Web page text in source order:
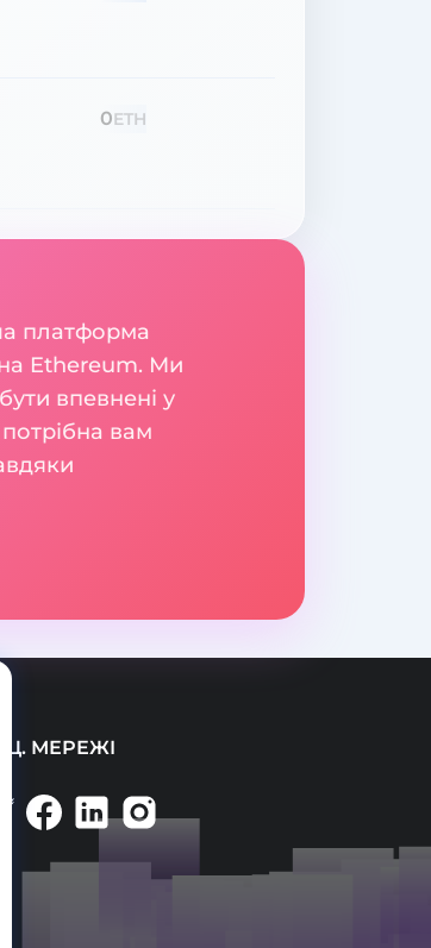
0ETH
платформа
Ethereum. Ми
впевнені у
вам
МЕРЕЖІ